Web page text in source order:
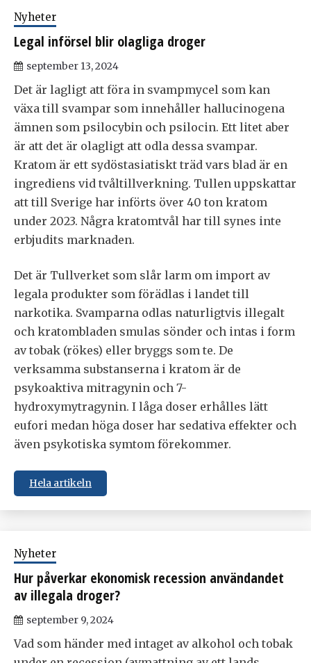
Nyheter
Legal införsel blir olagliga droger
september 13, 2024
Det är lagligt att föra in svampmycel som kan
växa till svampar som innehåller hallucinogena
ämnen som psilocybin och psilocin. Ett litet aber
är att det är olagligt att odla dessa svampar.
Kratom är ett sydöstasiatiskt träd vars blad är en
ingrediens vid tvåltillverkning. Tullen uppskattar
att till Sverige har införts över 40 ton kratom
under 2023. Några kratomtvål har till synes inte
erbjudits marknaden.
Det är Tullverket som slår larm om import av
legala produkter som förädlas i landet till
narkotika. Svamparna odlas naturligtvis illegalt
och kratombladen smulas sönder och intas i form
av tobak (rökes) eller bryggs som te. De
verksamma substanserna i kratom är de
psykoaktiva mitragynin och 7-
hydroxymytragynin. I låga doser erhålles lätt
eufori medan höga doser har sedativa effekter och
även psykotiska symtom förekommer.
Hela artikeln
Nyheter
Hur påverkar ekonomisk recession användandet
av illegala droger?
september 9, 2024
Vad som händer med intaget av alkohol och tobak